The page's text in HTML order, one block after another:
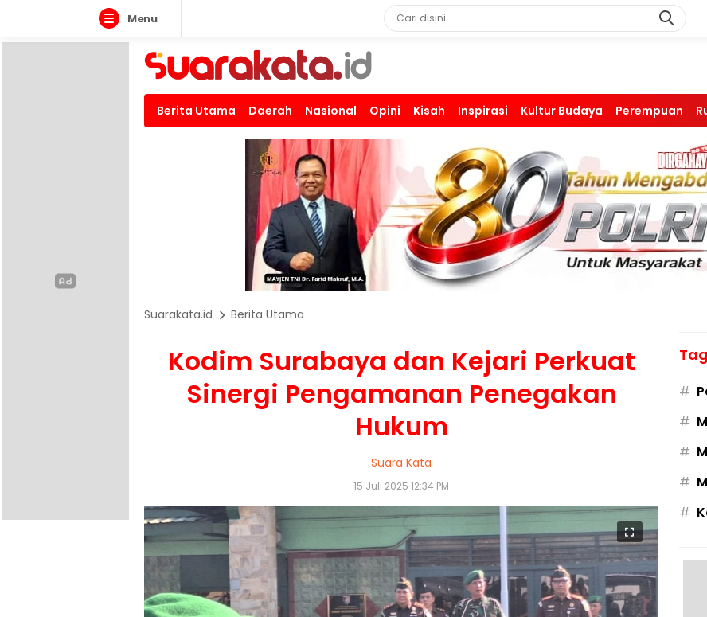
Menu
Berita Utama Daerah Nasional Opini Kisah Inspirasi Kultur Budaya Perempuan
Suarakata.id Berita Utama
Kodim Surabaya dan Kejari Perkuat
Sinergi Pengamanan Penegakan
Hukum
Suara Kata
15 Juli 2025 12:34 PM
#
#
#
#
#